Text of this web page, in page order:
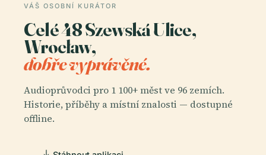
VÁŠ OSOBNÍ KURÁTOR
Celé 48 Szewská Ulice,
Wrocław,
dobře vyprávěné.
Audioprůvodci pro 1 100+ měst ve 96 zemích.
Historie, příběhy a místní znalosti — dostupné
offline.